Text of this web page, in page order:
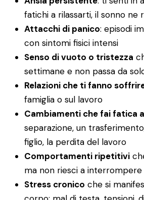
fatichi a rilassarti, il sonno ne
Attacchi di panico: episodi
con sintomi fisici intensi
Senso di vuoto o tristezza
settimane e non passa da
Relazioni che ti fanno
famiglia o sul lavoro
Cambiamenti che fai fatica
separazione, un
figlio, la perdita del lavoro
Comportamenti ripetitivi
ma non riesci a interrompere
Stress cronico che si